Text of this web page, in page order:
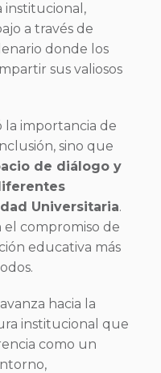
institucional,
a través de
donde los
sus valiosos
la importancia de
sino que
de diálogo y
Universitaria.
el compromiso de
educativa más
hacia la
institucional que
como un